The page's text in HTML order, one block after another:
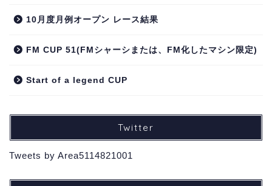
10月度月例オープン レース結果
FM CUP 51(FMシャーシまたは、FM化したマシン限定)
Start of a legend CUP
Twitter
Tweets by Area5114821001